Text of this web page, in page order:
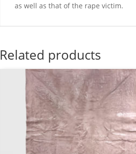
as well as that of the rape victim.
Related products